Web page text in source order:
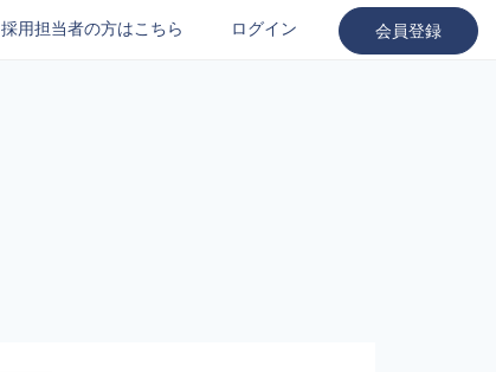
採用担当者の方はこちら ログイン 会員登録